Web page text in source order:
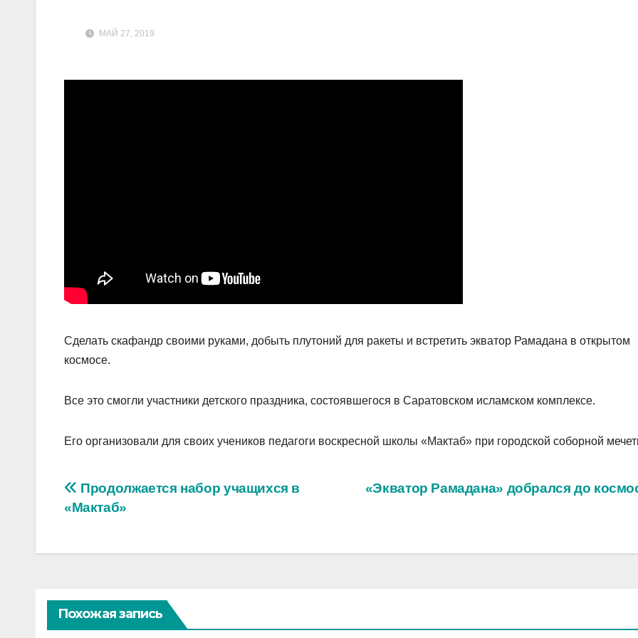
МАЙ 27, 2019
Сделать скафандр своими руками, добыть плутоний для ракеты и встретить экватор Рамадана в открытом
космосе.
Все это смогли участники детского праздника, состоявшегося в Саратовском исламском комплексе.
Его организовали для своих учеников педагоги воскресной школы «Мактаб» при городской соборной
Навигация
записям
«Экватор Рамадана» добрался до
Продолжается набор учащихся в
«Мактаб»
Похожая запись